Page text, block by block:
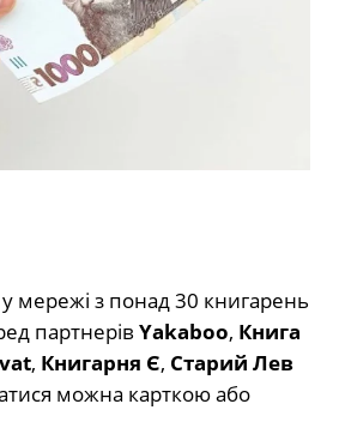
мережі з понад 30 книгарень
партнерів Yakaboo, Книга
, Книгарня Є, Старий Лев
можна карткою або